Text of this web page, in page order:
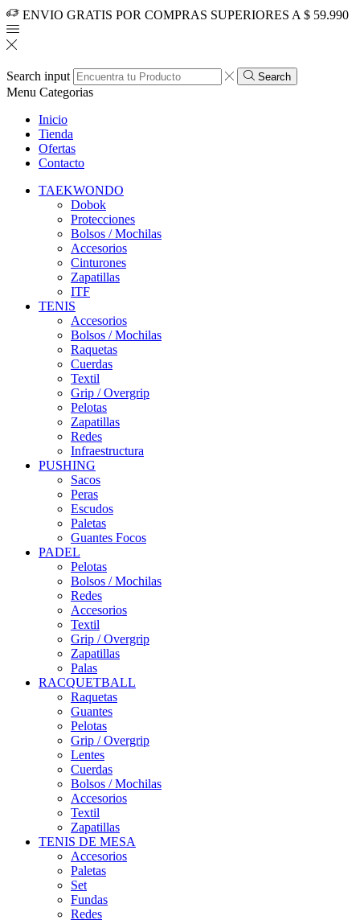
ENVIO GRATIS POR COMPRAS SUPERIORES A $ 59.990
Search input Search
Menu Categorias
Inicio
Tienda
Ofertas
Contacto
TAEKWONDO
Dobok
Protecciones
Bolsos / Mochilas
Accesorios
Cinturones
Zapatillas
ITF
TENIS
Accesorios
Bolsos / Mochilas
Raquetas
Cuerdas
Textil
Grip / Overgrip
Pelotas
Zapatillas
Redes
Infraestructura
PUSHING
Sacos
Peras
Escudos
Paletas
Guantes Focos
PADEL
Pelotas
Bolsos / Mochilas
Redes
Accesorios
Textil
Grip / Overgrip
Zapatillas
Palas
RACQUETBALL
Raquetas
Guantes
Pelotas
Grip / Overgrip
Lentes
Cuerdas
Bolsos / Mochilas
Accesorios
Textil
Zapatillas
TENIS DE MESA
Accesorios
Paletas
Set
Fundas
Redes